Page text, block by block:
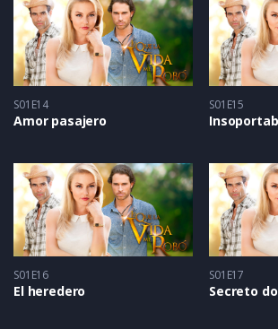
S01E14
Amor pasajero
S01E15
S01E16
El heredero
S01E17
Secreto